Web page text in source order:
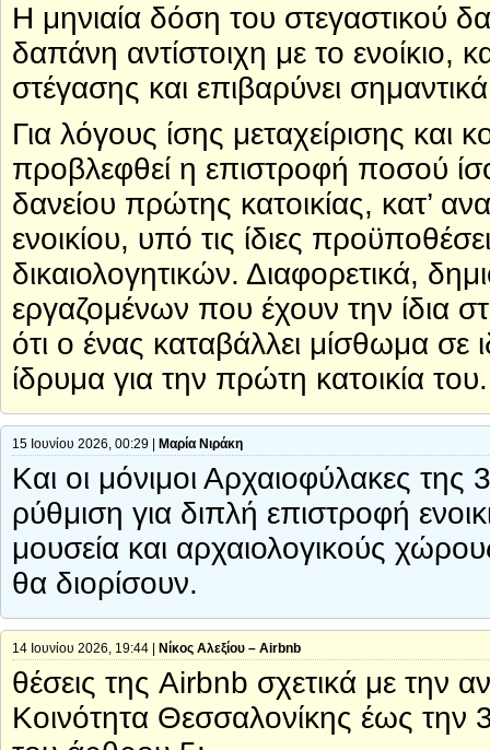
Η μηνιαία δόση του στεγαστικού
δαπάνη αντίστοιχη με το ενοίκιο,
στέγασης και επιβαρύνει
Για λόγους ίσης μεταχείρισης και
προβλεφθεί η επιστροφή ποσού
δανείου πρώτης κατοικίας, κατ’
ενοικίου, υπό τις ίδιες
δικαιολογητικών. Διαφορετικά,
εργαζομένων που έχουν την ίδια
ότι ο ένας καταβάλλει μίσθωμα σε
ίδρυμα για την πρώτη κατοικία του.
15 Ιουνίου 2026, 00:29 | Μαρία Νιράκη
Και οι μόνιμοι Αρχαιοφύλακες
ρύθμιση για διπλή επιστροφή
μουσεία και αρχαιολογικούς
θα διορίσουν.
14 Ιουνίου 2026, 19:44 | Νίκος Αλεξίου – Airbnb
θέσεις της Airbnb σχετικά με την
Κοινότητα Θεσσαλονίκης έως